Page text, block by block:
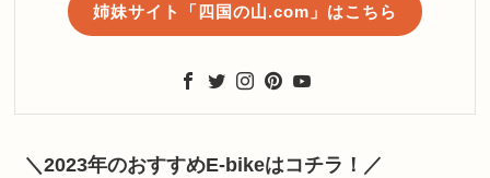
姉妹サイト「四国の山.com」はこちら
＼2023年のおすすめE-bikeはコチラ！／